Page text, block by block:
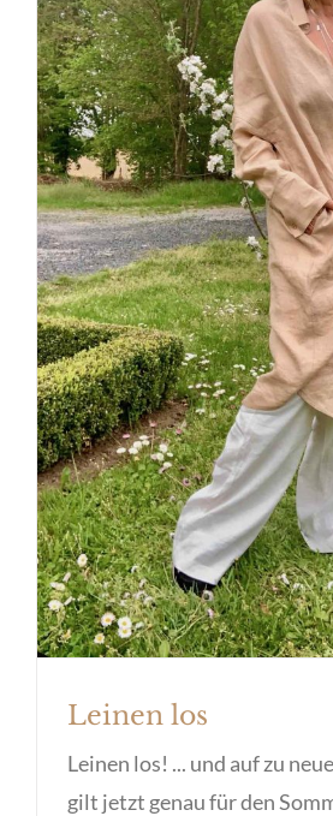
Leinen los
Leinen los
Leinen los! ... und auf zu
gilt jetzt genau für den